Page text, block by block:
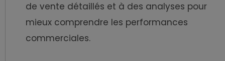
de vente détaillés et à des analyses pour
mieux comprendre les performances
commerciales.